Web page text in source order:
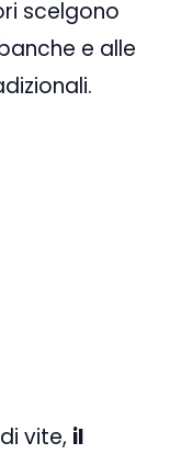
scelgono
e alle
vite, il